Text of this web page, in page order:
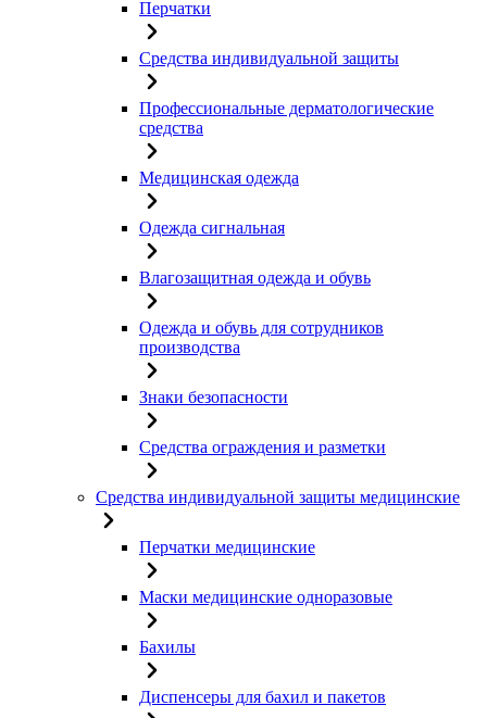
Перчатки
Средства индивидуальной защиты
Профессиональные дерматологические
средства
Медицинская одежда
Одежда сигнальная
Влагозащитная одежда и обувь
Одежда и обувь для сотрудников
производства
Знаки безопасности
Средства ограждения и разметки
Средства индивидуальной защиты медицинские
Перчатки медицинские
Маски медицинские одноразовые
Бахилы
Диспенсеры для бахил и пакетов